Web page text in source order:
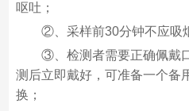
呕吐；
②、采样前30分钟不应吸
③、检测者需要正确佩戴
测后立即戴好，可准备一个备
换；